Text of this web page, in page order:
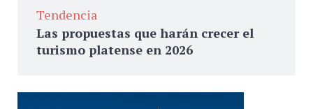
Tendencia
Las propuestas que harán crecer el
turismo platense en 2026